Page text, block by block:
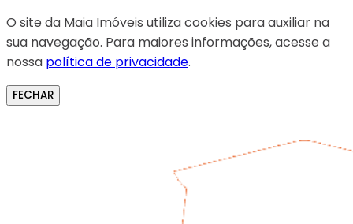
O site da Maia Imóveis utiliza cookies para auxiliar na
sua navegação. Para maiores informações, acesse a
nossa política de privacidade.
FECHAR